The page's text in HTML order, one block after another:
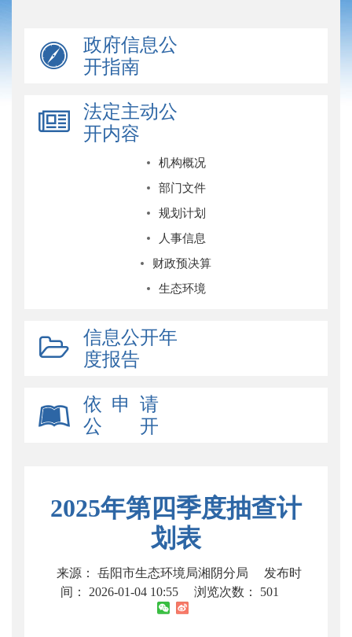
政府信息公
开指南
法定主动公
开内容
机构概况
部门文件
规划计划
人事信息
财政预决算
生态环境
信息公开年
度报告
依 申 请
公 开
2025年第四季度抽查计
划表
来源： 岳阳市生态环境局湘阴分局
发布时
间： 2026-01-04 10:55
浏览次数： 501